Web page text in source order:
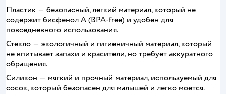
Пластик ― безопасный, легкий материал, который не
содержит бисфенол А (BPA-free) и удобен для
повседневного использования.
Стекло ― экологичный и гигиеничный материал, который
не впитывает запахи и красители, но требует аккуратного
обращения.
Силикон ― мягкий и прочный материал, используемый для
сосок, который безопасен для малышей и легко моется.